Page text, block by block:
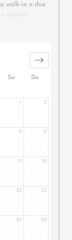
walk-in e due
grande
in legno
lavabo,
telefono, WIFI
a est con
Sa Do
1 2
8 9
15 16
22 23
29 30